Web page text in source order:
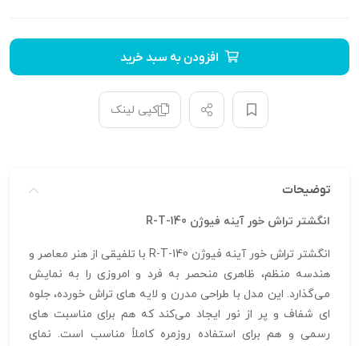
افزودن به سبد خرید
کپی لینک
توضیحات
انگشتر تراش خور آینه فیوژن R-T-140
انگشتر تراش خور آینه فیوژن R-T-140 با تلفیقی از هنر معاصر و
هندسه منظم، ظاهری منحصر به‌ فرد و امروزی را به نمایش
می‌گذارد. این مدل با طراحی مدرن و لایه‌ های تراش خورده، جلوه‌
ای شفاف و پر از نور ایجاد می‌کند که هم برای مناسبت‌ های
رسمی و هم برای استفاده روزمره کاملاً مناسب است. نمای